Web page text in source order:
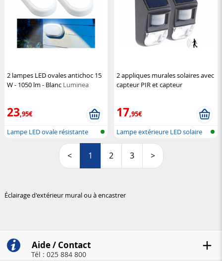
2 lampes LED ovales antichoc 15
W - 1050 lm - Blanc Luminea
23,95€
Lampe LED ovale résistante
2 appliques murales solaires avec
capteur PIR et capteur
17,95€
Lampe extérieure LED solaire
avec c...
< 1 2 3 >
Éclairage d'extérieur mural ou à encastrer
Aide / Contact
Tél : 025 884 800